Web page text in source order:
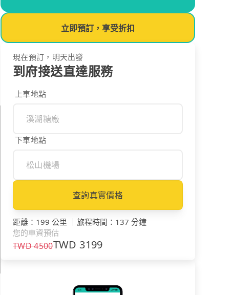
立即預訂，享受折扣
現在預訂，明天出發
到府接送直達服務
上車地點
下車地點
查詢真實價格
距離 ： 199 公里 ｜ 旅程時間 ： 137 分鐘
您的車資預估
TWD4500TWD 3199